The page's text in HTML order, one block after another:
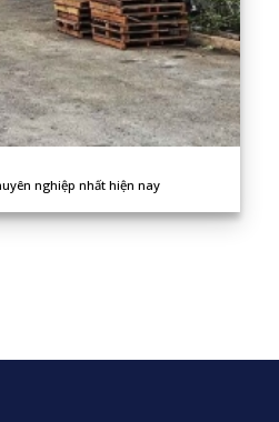
nghiệp nhất hiện nay